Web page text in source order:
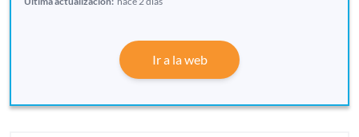
Ir a la web